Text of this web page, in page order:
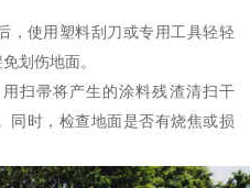
，使用塑料刮刀或专用工具轻轻
划伤地面。
扫帚将产生的涂料残渣清扫干
同时，检查地面是否有烧焦或损